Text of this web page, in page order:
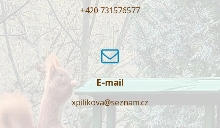
+420 731576577
E-mail
xpilikova@seznam.cz